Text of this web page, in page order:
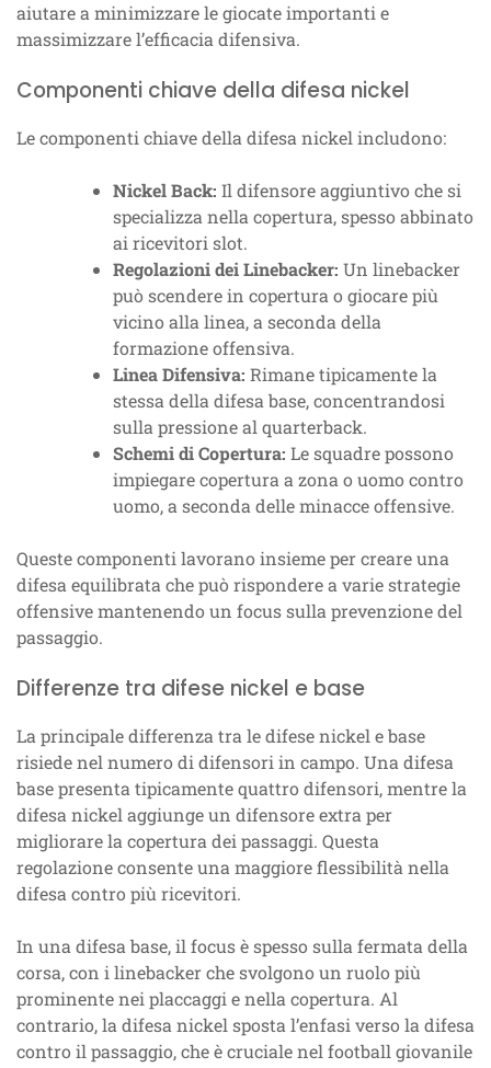
aiutare a minimizzare le giocate importanti e
massimizzare l’efficacia difensiva.
Componenti chiave della difesa nickel
Le componenti chiave della difesa nickel includono:
Nickel Back: Il difensore aggiuntivo che si
specializza nella copertura, spesso abbinato
ai ricevitori slot.
Regolazioni dei Linebacker: Un linebacker
può scendere in copertura o giocare più
vicino alla linea, a seconda della
formazione offensiva.
Linea Difensiva: Rimane tipicamente la
stessa della difesa base, concentrandosi
sulla pressione al quarterback.
Schemi di Copertura: Le squadre possono
impiegare copertura a zona o uomo contro
uomo, a seconda delle minacce offensive.
Queste componenti lavorano insieme per creare una
difesa equilibrata che può rispondere a varie strategie
offensive mantenendo un focus sulla prevenzione del
passaggio.
Differenze tra difese nickel e base
La principale differenza tra le difese nickel e base
risiede nel numero di difensori in campo. Una difesa
base presenta tipicamente quattro difensori, mentre la
difesa nickel aggiunge un difensore extra per
migliorare la copertura dei passaggi. Questa
regolazione consente una maggiore flessibilità nella
difesa contro più ricevitori.
In una difesa base, il focus è spesso sulla fermata della
corsa, con i linebacker che svolgono un ruolo più
prominente nei placcaggi e nella copertura. Al
contrario, la difesa nickel sposta l’enfasi verso la difesa
contro il passaggio, che è cruciale nel football giovanile